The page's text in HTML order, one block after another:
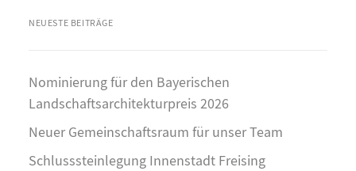
NEUESTE BEITRÄGE
Nominierung für den Bayerischen
Landschaftsarchitekturpreis 2026
Neuer Gemeinschaftsraum für unser Team
Schlusssteinlegung Innenstadt Freising